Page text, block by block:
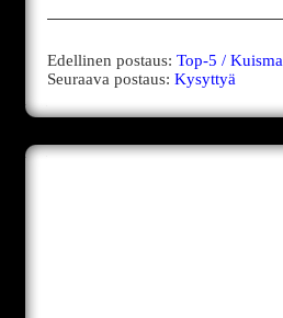
Edellinen postaus: Top-5 / Kuisma
Seuraava postaus: Kysyttyä